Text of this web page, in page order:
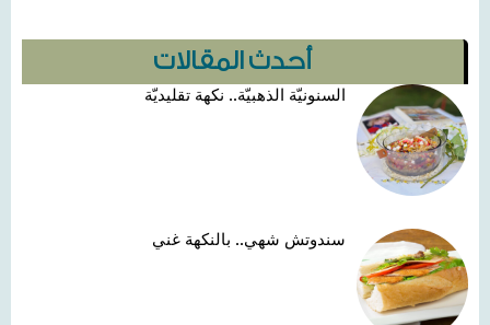
أحدث المقالات
السنونيّة الذهبيّة.. نكهة تقليديّة
سندوتش شهي.. بالنكهة غني